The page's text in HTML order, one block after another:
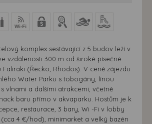
komplex sestávající z 5 budov leží v
vzdálenosti 300 m od široké písečné
Faliraki (Řecko, Rhodos). V ceně zájezdu
Water Parku s tobogány, línou
vlnami a dalšími atrakcemi, včetně
baru přímo v akvaparku. Hostům je k
restaurace, 3 bary, Wi -Fi v lobby
4 €/hod), minimarket a velký bazén